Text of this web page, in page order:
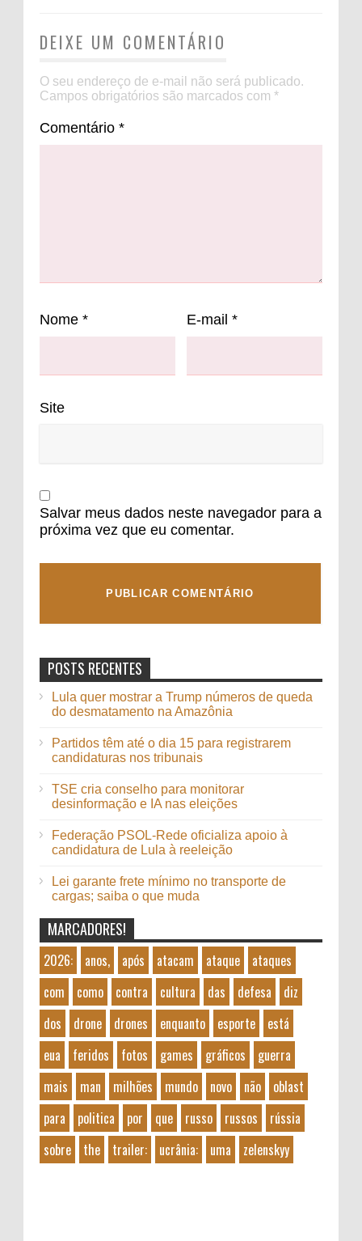
DEIXE UM COMENTÁRIO
O seu endereço de e-mail não será publicado.
Campos obrigatórios são marcados com *
Comentário *
Nome * E-mail *
Site
Salvar meus dados neste navegador para a
próxima vez que eu comentar.
POSTS RECENTES
Lula quer mostrar a Trump números de queda
do desmatamento na Amazônia
Partidos têm até o dia 15 para registrarem
candidaturas nos tribunais
TSE cria conselho para monitorar
desinformação e IA nas eleições
Federação PSOL-Rede oficializa apoio à
candidatura de Lula à reeleição
Lei garante frete mínimo no transporte de
cargas; saiba o que muda
MARCADORES!
2026: anos, após atacam ataque
ataques
com
como contra cultura das defesa
diz
dos
drone drones enquanto esporte
está
eua
feridos fotos games gráficos
guerra
mais
man milhões mundo novo não
oblast
para
politica por que russo russos
rússia
sobre
the trailer: ucrânia: uma zelenskyy